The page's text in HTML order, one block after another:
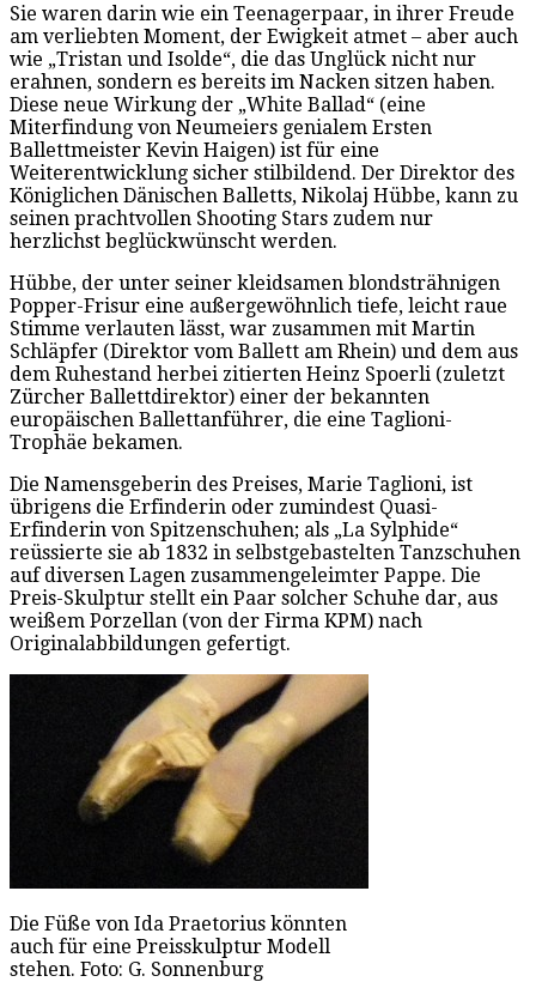
Sie waren darin wie ein Teenagerpaar, in ihrer Freude
am verliebten Moment, der Ewigkeit atmet – aber auch
wie „Tristan und Isolde“, die das Unglück nicht nur
erahnen, sondern es bereits im Nacken sitzen haben.
Diese neue Wirkung der „White Ballad“ (eine
Miterfindung von Neumeiers genialem Ersten
Ballettmeister Kevin Haigen) ist für eine
Weiterentwicklung sicher stilbildend. Der Direktor des
Königlichen Dänischen Balletts, Nikolaj Hübbe, kann zu
seinen prachtvollen Shooting Stars zudem nur
herzlichst beglückwünscht werden.
Hübbe, der unter seiner kleidsamen blondsträhnigen
Popper-Frisur eine außergewöhnlich tiefe, leicht raue
Stimme verlauten lässt, war zusammen mit Martin
Schläpfer (Direktor vom Ballett am Rhein) und dem aus
dem Ruhestand herbei zitierten Heinz Spoerli (zuletzt
Zürcher Ballettdirektor) einer der bekannten
europäischen Ballettanführer, die eine Taglioni-
Trophäe bekamen.
Die Namensgeberin des Preises, Marie Taglioni, ist
übrigens die Erfinderin oder zumindest Quasi-
Erfinderin von Spitzenschuhen; als „La Sylphide“
reüssierte sie ab 1832 in selbstgebastelten Tanzschuhen
auf diversen Lagen zusammengeleimter Pappe. Die
Preis-Skulptur stellt ein Paar solcher Schuhe dar, aus
weißem Porzellan (von der Firma KPM) nach
Originalabbildungen gefertigt.
Die Füße von Ida Praetorius könnten
auch für eine Preisskulptur Modell
stehen. Foto: G. Sonnenburg